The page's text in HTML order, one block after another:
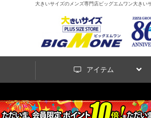
大きいサイズのメンズ専門店ビッグエムワン大き
アイテム